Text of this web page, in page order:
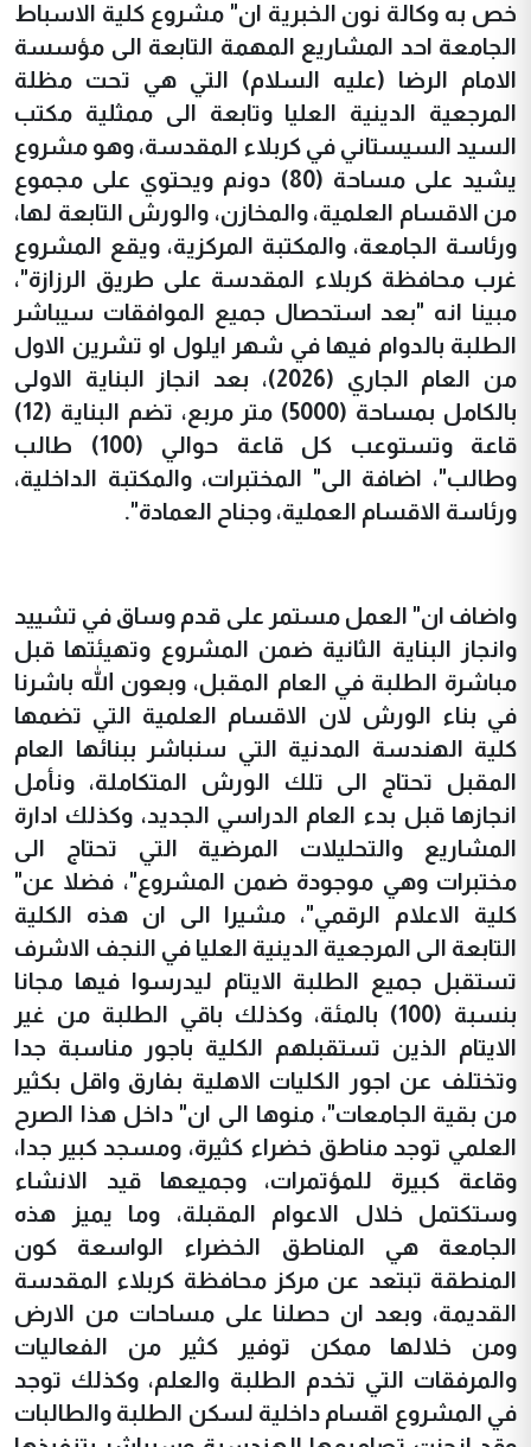
خص به وكالة نون الخبرية ان" مشروع كلية الاسباط
الجامعة احد المشاريع المهمة التابعة الى مؤسسة
الامام الرضا (عليه السلام) التي هي تحت مظلة
المرجعية الدينية العليا وتابعة الى ممثلية مكتب
السيد السيستاني في كربلاء المقدسة، وهو مشروع
يشيد على مساحة (80) دونم ويحتوي على مجموع
من الاقسام العلمية، والمخازن، والورش التابعة لها،
ورئاسة الجامعة، والمكتبة المركزية، ويقع المشروع
غرب محافظة كربلاء المقدسة على طريق الرزازة"،
مبينا انه "بعد استحصال جميع الموافقات سيباشر
الطلبة بالدوام فيها في شهر ايلول او تشرين الاول
من العام الجاري (2026)، بعد انجاز البناية الاولى
بالكامل بمساحة (5000) متر مربع، تضم البناية (12)
قاعة وتستوعب كل قاعة حوالي (100) طالب
وطالب"، اضافة الى" المختبرات، والمكتبة الداخلية،
ورئاسة الاقسام العملية، وجناح العمادة".
واضاف ان" العمل مستمر على قدم وساق في تشييد
وانجاز البناية الثانية ضمن المشروع وتهيئتها قبل
مباشرة الطلبة في العام المقبل، وبعون الله باشرنا
في بناء الورش لان الاقسام العلمية التي تضمها
كلية الهندسة المدنية التي سنباشر ببنائها العام
المقبل تحتاج الى تلك الورش المتكاملة، ونأمل
انجازها قبل بدء العام الدراسي الجديد، وكذلك ادارة
المشاريع والتحليلات المرضية التي تحتاج الى
مختبرات وهي موجودة ضمن المشروع"، فضلا عن"
كلية الاعلام الرقمي"، مشيرا الى ان هذه الكلية
التابعة الى المرجعية الدينية العليا في النجف الاشرف
تستقبل جميع الطلبة الايتام ليدرسوا فيها مجانا
بنسبة (100) بالمئة، وكذلك باقي الطلبة من غير
الايتام الذين تستقبلهم الكلية باجور مناسبة جدا
وتختلف عن اجور الكليات الاهلية بفارق واقل بكثير
من بقية الجامعات"، منوها الى ان" داخل هذا الصرح
العلمي توجد مناطق خضراء كثيرة، ومسجد كبير جدا،
وقاعة كبيرة للمؤتمرات، وجميعها قيد الانشاء
وستكتمل خلال الاعوام المقبلة، وما يميز هذه
الجامعة هي المناطق الخضراء الواسعة كون
المنطقة تبتعد عن مركز محافظة كربلاء المقدسة
القديمة، وبعد ان حصلنا على مساحات من الارض
ومن خلالها ممكن توفير كثير من الفعاليات
والمرفقات التي تخدم الطلبة والعلم، وكذلك توجد
في المشروع اقسام داخلية لسكن الطلبة والطالبات